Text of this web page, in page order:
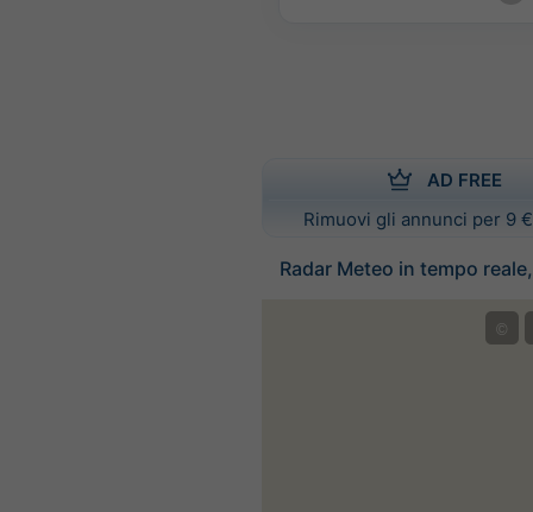
AD FREE
Rimuovi gli annunci per 9
Radar Meteo in tempo
©